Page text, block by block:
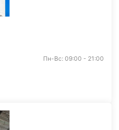
Пн-Вс: 09:00 - 21:00